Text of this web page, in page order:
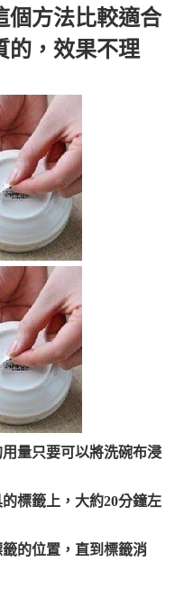
個方法比較適合
的，效果不理
量只要可以將洗碗布浸
標籤上，大約20分鐘左
的位置，直到標籤消